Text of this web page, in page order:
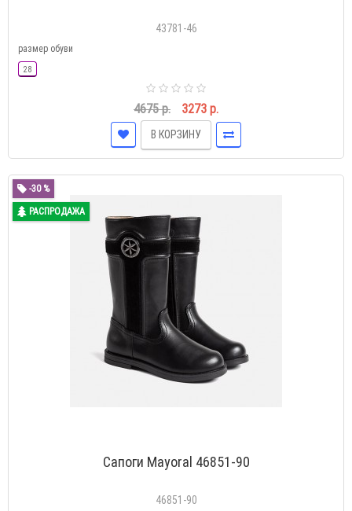
43781-46
размер обуви
28
4675 р. 3273 р.
В КОРЗИНУ
-30 %
РАСПРОДАЖА
Сапоги Mayoral 46851-90
46851-90